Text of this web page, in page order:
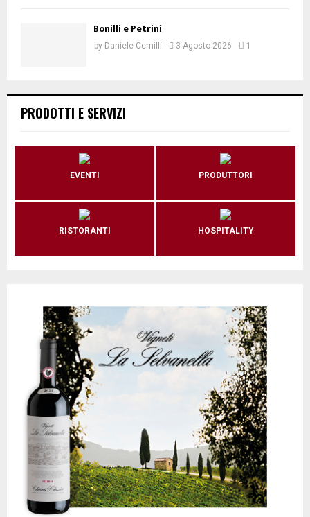
Bonilli e Petrini
by Daniele Cernilli 3 Agosto 2026 1
PRODOTTI E SERVIZI
EVENTI PRODUTTORI
RISTORANTI HOSPITALITY